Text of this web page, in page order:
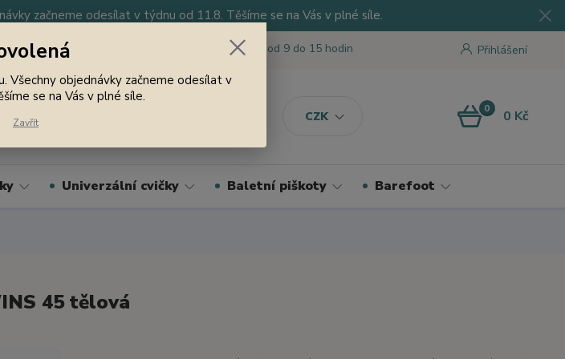
začneme odesílat v týdnu od 11.8. Těšíme se na Vás v plné síle.
CZK
Přihlášení
si rady? Zavolejte. Jsme tu pro Vás od 9 do 15 hodin
0 0 Kč
Univerzální cvičky Baletní piškoty Barefoot
45 tělová
Všechny objednávky začneme odesílat v
se na Vás v plné síle.
Zavřít